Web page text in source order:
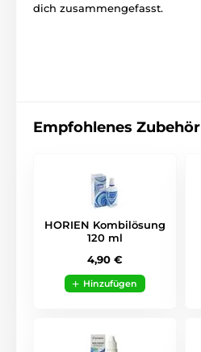
dich zusammengefasst.
Empfohlenes Zubehör
HORIEN Kombilösung
120 ml
4,90 €
Hinzufügen